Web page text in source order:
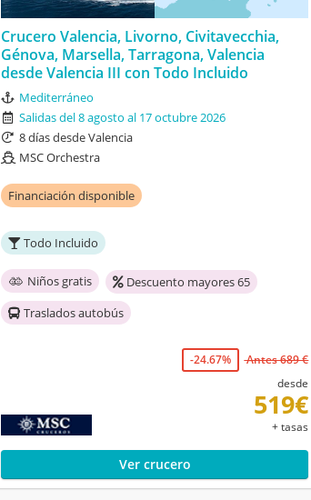
Crucero Valencia, Livorno, Civitavecchia,
Génova, Marsella, Tarragona, Valencia
desde Valencia III con Todo Incluido
Mediterráneo
Salidas del 8 agosto al 17 octubre 2026
8 días desde Valencia
MSC Orchestra
Financiación disponible
Todo Incluido
Niños gratis
Descuento mayores 65
Traslados autobús
-24.67%
Antes 689 €
desde
519€
+ tasas
Ver crucero